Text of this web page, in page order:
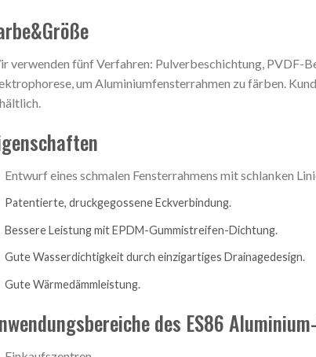
verwenden fünf Verfahren: Pulverbeschichtung, PVDF-
um Aluminiumfensterrahmen zu färben.
Entwurf eines schmalen Fensterrahmens mit schlanken
Patentierte, druckgegossene Eckverbindung.
Bessere Leistung mit EPDM-Gummistreifen-Dichtung.
Gute Wasserdichtigkeit durch einzigartiges Drainagedesign.
Gute Wärmedämmleistung.
des ES86